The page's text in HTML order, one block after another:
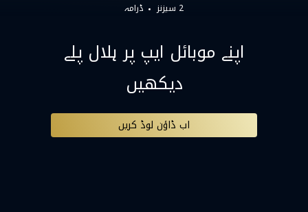
2 سیزنز ڈرامہ
اپنے موبائل ایپ پر ہلال پلے
دیکھیں
اب ڈاؤن لوڈ کریں